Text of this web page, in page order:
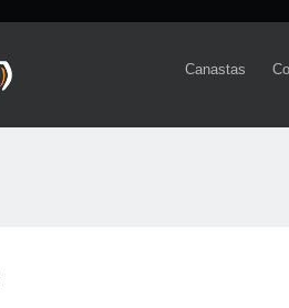
Canastas